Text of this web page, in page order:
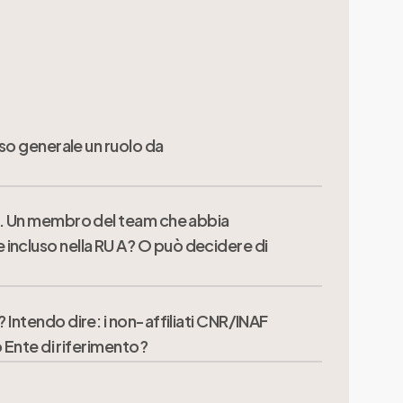
generale un ruolo da
membro del team che abbia
nella RU A? O può decidere di
del team proponente è tenuto a
del team proponente, il soggetto può
Intendo dire: i non-affiliati CNR/INAF
Ente di riferimento?
FTE dichiarati dal personale afferente